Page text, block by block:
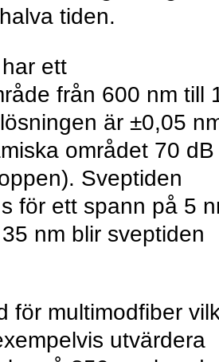
tiden.
ett
från 600 nm till
är ±0,05
området 70 dB
Sveptiden
för ett spann på 5
nm blir sveptiden
för multimodfiber
utvärdera